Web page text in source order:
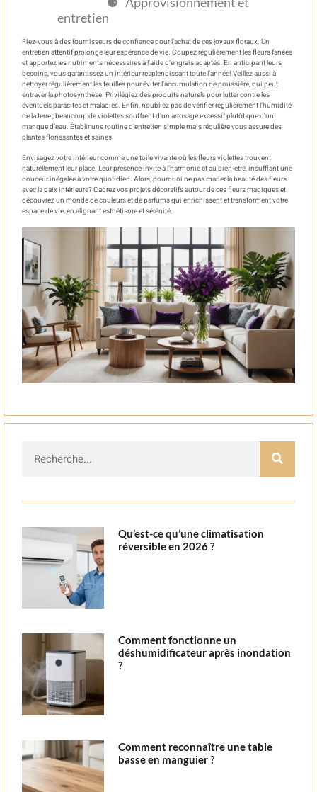
entretien
Fiez-vous à des fournisseurs de confiance pour l’achat de ces joyaux floraux. Un
entretien attentif prolonge leur espérance de vie. Coupez régulièrement les fleurs fanées
et apportez les nutriments nécessaires à l’aide d’engrais adaptés. En anticipant leurs
besoins, vous garantissez un intérieur resplendissant toute l’année! Veillez aussi à
nettoyer régulièrement les feuilles pour éviter l’accumulation de poussière, qui peut
entraver la photosynthèse. Privilégiez des produits naturels pour lutter contre les
éventuels parasites et maladies. Enfin, n’oubliez pas de vérifier régulièrement l’humidité
de la terre ; beaucoup de violettes souffrent d’un arrosage excessif plutôt que d’un
manque d’eau. Établir une routine d’entretien simple mais régulière vous assure des
plantes florissantes et saines.
Envisagez votre intérieur comme une toile vivante où les fleurs violettes trouvent
naturellement leur place. Leur présence invite à l’harmonie et au bien-être, insufflant une
douceur inégalée à votre quotidien. Alors, pourquoi ne pas marier la beauté des fleurs
avec la paix intérieure? Cadrez vos projets décoratifs autour de ces fleurs magiques et
découvrez un monde de couleurs et de parfums qui enrichissent et transforment votre
espace de vie, en alignant esthétisme et sérénité.
Qu’est-ce qu’une climatisation
réversible en 2026 ?
Comment fonctionne un
déshumidificateur après inondation
?
Comment reconnaître une table
basse en manguier ?